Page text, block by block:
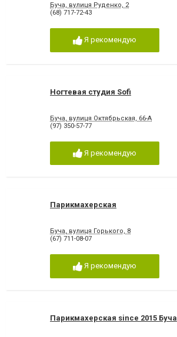
Буча, вулиця Руденко, 2
(68) 717-72-43
Я рекомендую
Ногтевая студия Sofi
Буча, вулиця Октябрьская, 66-А
(97) 350-57-77
Я рекомендую
Парикмахерская
Буча, вулиця Горького, 8
(67) 711-08-07
Я рекомендую
Парикмахерская since 2015 Буча